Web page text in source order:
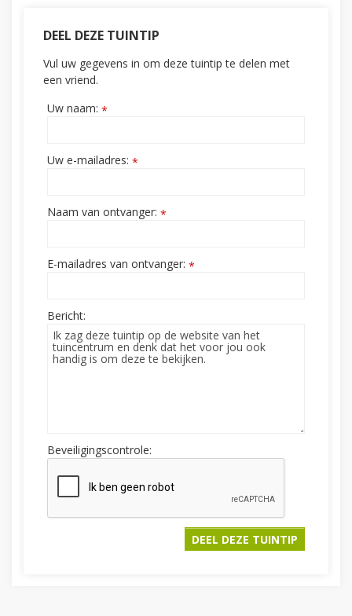
DEEL DEZE TUINTIP
Vul uw gegevens in om deze tuintip te delen met
een vriend.
Uw naam: *
Uw e-mailadres: *
Naam van ontvanger: *
E-mailadres van ontvanger: *
Bericht:
Beveiligingscontrole: